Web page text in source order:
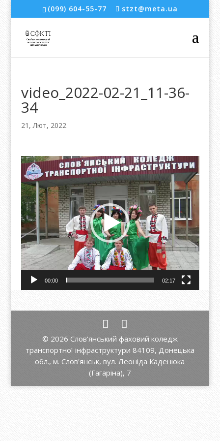
(099) 604-55-77 stzt@meta.ua
video_2022-02-21_11-36-
34
21, Лют, 2022
Відеопрогравач
00:00 02:17
© 2026 Слов'янський фаховий коледж
транспортної інфраструктури 84109, Донецька
обл., м. Слов'янськ, вул. Леоніда Каденюка
(Гагаріна), 7